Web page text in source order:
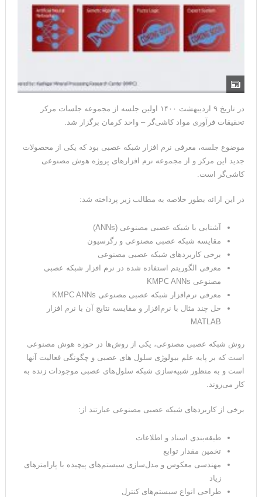
در تاریخ ۹ اردیبهشت ۱۴۰۰ اولین جلسه از مجموعه جلسات مرکز
موضوع جلسه، معرفی نرم افزار شبکه عصبی بود که یکی از محصولات
جدید این مرکز و از مجموعه نرم افزارهای پروژه هوش مصنوعی
آشنایی با شبکه عصبی مصنوعی (ANNs)
مقایسه شبکه عصبی مصنوعی و رگرسیون
برخی کاربردهای شبکه عصبی مصنوعی
معرفی الگوریتم استفاده شده در نرم افزار شبکه عصبی
مصنوعی KMPC ANNs
معرفی نرم‌افزار شبکه عصبی مصنوعی KMPC ANNs
حل چند مثال با نرم‌افزار و مقایسه نتایج آن با نرم افزار
روش شبکه عصبی مصنوعی، یکی از روش‌ها در حوزه هوش مصنوعی
است که بر پایه علم بیولوژی سلول های عصبی و چگونگی فعالیت آنها
است و به منظور شبیه‌سازی شبکه سلول‌های عصبی موجودات زنده به
طبقه‌بندی اسناد و اطلاعات
تخمین مقدار توابع
مهندسی معکوس و مدل‌سازی سیستم‌های پیچیده با پارامترهای
زیاد